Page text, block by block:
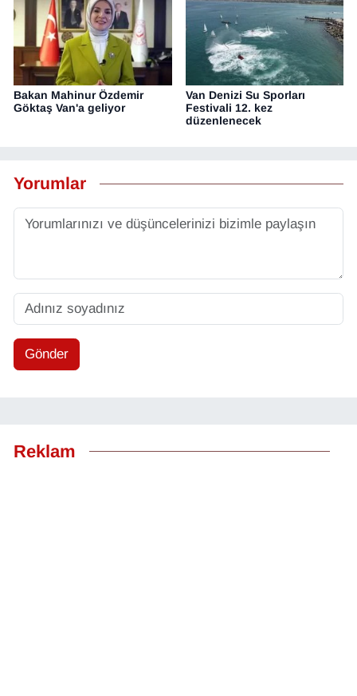
Bakan Mahinur Özdemir
Göktaş Van'a geliyor
Van Denizi Su Sporları
Festivali 12. kez
düzenlenecek
Yorumlar
Gönder
Reklam